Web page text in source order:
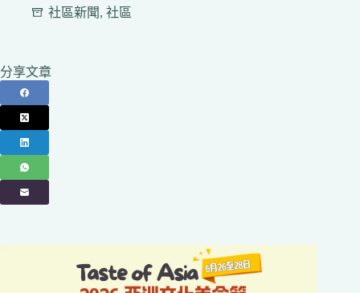
社區新聞, 社區
分享文章